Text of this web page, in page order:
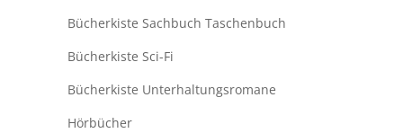
Bücherkiste Sachbuch Taschenbuch
Bücherkiste Sci-Fi
Bücherkiste Unterhaltungsromane
Hörbücher